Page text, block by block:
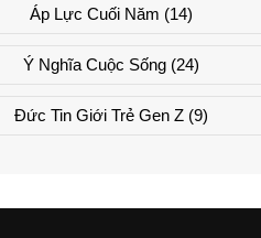
Áp Lực Cuối Năm (14)
Ý Nghĩa Cuộc Sống (24)
Đức Tin Giới Trẻ Gen Z (9)